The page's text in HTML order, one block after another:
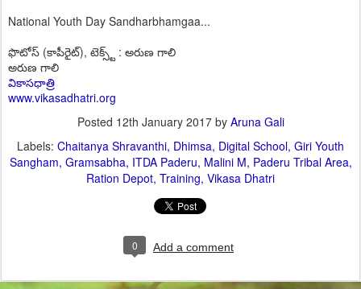
National Youth Day Sandharbhamgaa...
ఫొటోస్ (కాపీరైట్), టెక్స్ట్ : అరుణ గాలి
అరుణ గాలి
వికాసధాత్రి
www.vikasadhatri.org
Posted 12th January 2017by Aruna Gali
Labels: Chaitanya Shravanthi Dhimsa Digital School Giri Youth
Sangham Gramsabha ITDA Paderu Malini M Paderu Tribal Area
Ration Depot Training Vikasa Dhatri
0 Add a comment